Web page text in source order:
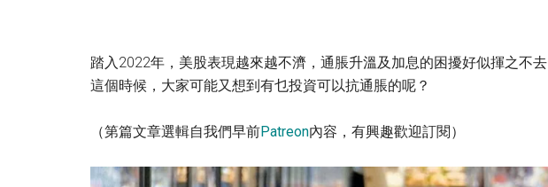
踏入2022年，美股表現越來越不濟，通脹升溫及加息的困擾好似揮之不去
這個時候，大家可能又想到有乜投資可以抗通脹的呢？
（第篇文章選輯自我們早前Patreon內容，有興趣歡迎訂閱）